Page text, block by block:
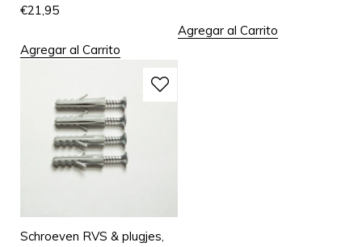
€21,95
Agregar al Carrito
Agregar al Carrito
Schroeven RVS & plugjes,